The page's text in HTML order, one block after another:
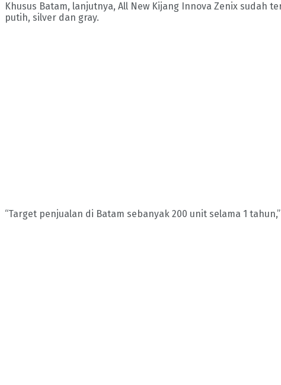
Khusus Batam, lanjutnya, All New Kijang Innova Zenix sudah
putih, silver dan gray.
“Target penjualan di Batam sebanyak 200 unit selama 1